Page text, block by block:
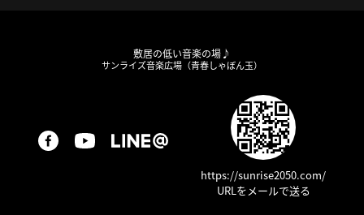
敷居の低い音楽の場♪
サンライズ音楽広場（青春しゃぼん玉）
https://sunrise2050.com/
URLをメールで送る